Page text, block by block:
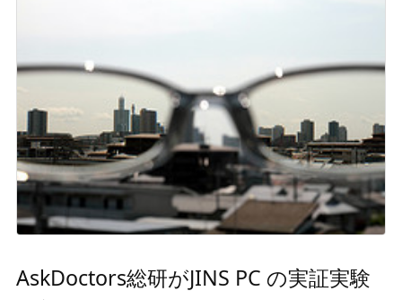
AskDoctors総研がJINS PC の実証実験